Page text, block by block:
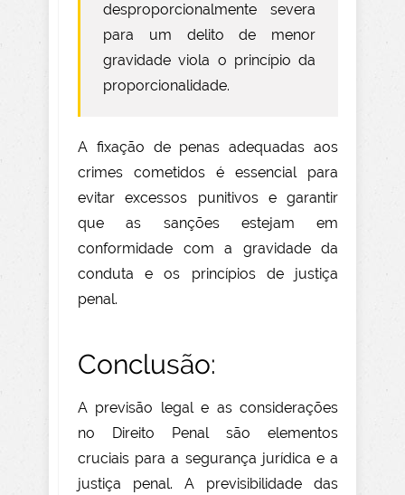
desproporcionalmente severa
para um delito de menor
gravidade viola o princípio da
proporcionalidade.
A fixação de penas adequadas aos
crimes cometidos é essencial para
evitar excessos punitivos e garantir
que as sanções estejam em
conformidade com a gravidade da
conduta e os princípios de justiça
penal.
Conclusão:
A previsão legal e as considerações
no Direito Penal são elementos
cruciais para a segurança jurídica e a
justiça penal. A previsibilidade das